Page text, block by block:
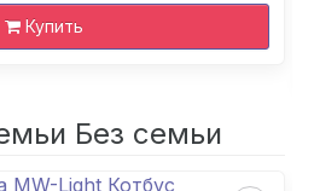
Купить
Без семьи